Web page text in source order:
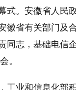
式。安徽省人民
徽省有关部门及
同志，基础电信
。
工业和信息化部